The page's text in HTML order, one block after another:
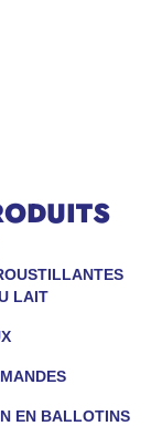
LAIT
EN BALLOTINS